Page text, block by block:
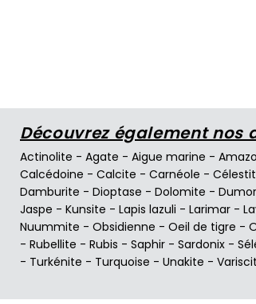
Découvrez également nos
Actinolite - Agate - Aigue marine -
Calcédoine - Calcite - Carnéole -
Damburite - Dioptase - Dolomite -
Jaspe - Kunsite - Lapis lazuli - Larimar -
Nuummite - Obsidienne - Oeil de tigre -
- Rubellite - Rubis - Saphir - Sardonix -
- Turkénite - Turquoise - Unakite -